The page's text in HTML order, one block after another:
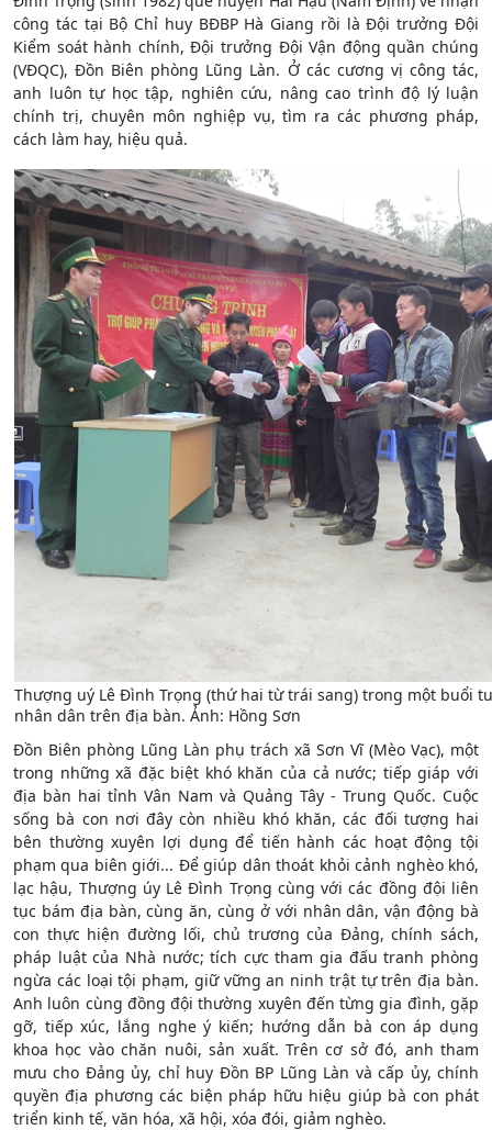
công tác tại Bộ Chỉ huy BĐBP Hà Giang rồi là Đội trưởng Đội
Kiểm soát hành chính, Đội trưởng Đội Vận động quần chúng
(VĐQC), Đồn Biên phòng Lũng Làn. Ở các cương vị công tác,
anh luôn tự học tập, nghiên cứu, nâng cao trình độ lý luận
chính trị, chuyên môn nghiệp vụ, tìm ra các phương pháp,
cách làm hay, hiệu quả.
Thượng uý Lê Đình Trọng (thứ hai từ trái sang) trong một buổi
nhân dân trên địa bàn. Ảnh: Hồng Sơn
Đồn Biên phòng Lũng Làn phụ trách xã Sơn Vĩ (Mèo Vạc), một
trong những xã đặc biệt khó khăn của cả nước; tiếp giáp với
địa bàn hai tỉnh Vân Nam và Quảng Tây - Trung Quốc. Cuộc
sống bà con nơi đây còn nhiều khó khăn, các đối tượng hai
bên thường xuyên lợi dụng để tiến hành các hoạt động tội
phạm qua biên giới... Để giúp dân thoát khỏi cảnh nghèo khó,
lạc hậu, Thượng úy Lê Đình Trọng cùng với các đồng đội liên
tục bám địa bàn, cùng ăn, cùng ở với nhân dân, vận động bà
con thực hiện đường lối, chủ trương của Đảng, chính sách,
pháp luật của Nhà nước; tích cực tham gia đấu tranh phòng
ngừa các loại tội phạm, giữ vững an ninh trật tự trên địa bàn.
Anh luôn cùng đồng đội thường xuyên đến từng gia đình, gặp
gỡ, tiếp xúc, lắng nghe ý kiến; hướng dẫn bà con áp dụng
khoa học vào chăn nuôi, sản xuất. Trên cơ sở đó, anh tham
mưu cho Đảng ủy, chỉ huy Đồn BP Lũng Làn và cấp ủy, chính
quyền địa phương các biện pháp hữu hiệu giúp bà con phát
triển kinh tế, văn hóa, xã hội, xóa đói, giảm nghèo.